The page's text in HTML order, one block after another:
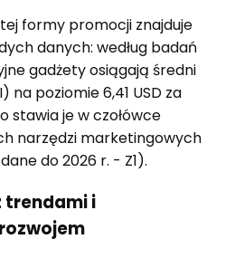
formy promocji znajduje
danych: według badań
gadżety osiągają średni
na poziomie 6,41 USD za
stawia je w czołówce
narzędzi marketingowych
do 2026 r. - Z1).
trendami i